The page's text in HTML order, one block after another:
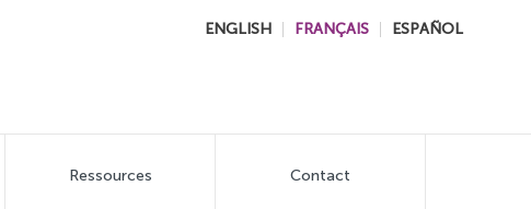
ENGLISH FRANÇAIS ESPAÑOL
Ressources Contact